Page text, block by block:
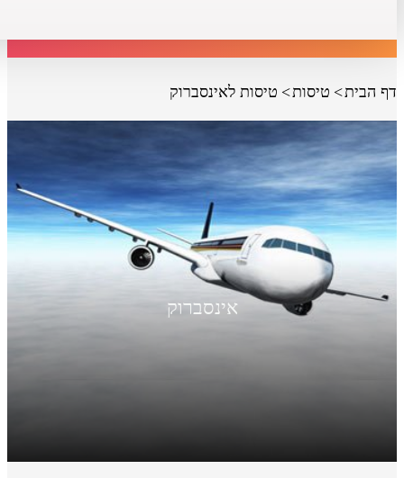
דף הבית טיסות טיסות לאינסברוק
אינסברוק